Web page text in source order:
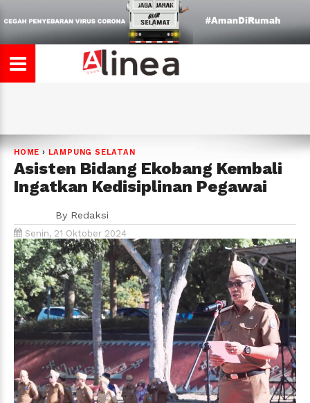
HOME › LAMPUNG SELATAN
Asisten Bidang Ekobang Kembali
Ingatkan Kedisiplinan Pegawai
By Redaksi
Senin, 21 Oktober 2024